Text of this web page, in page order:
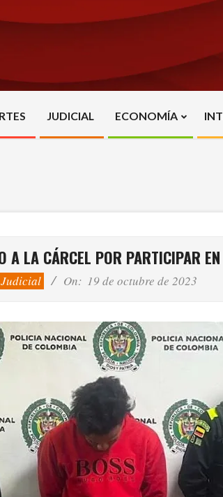
JUDICIAL ECONOMÍA
A LA CÁRCEL POR PARTICIPAR
Judicial On: 19 de octubre de 2023